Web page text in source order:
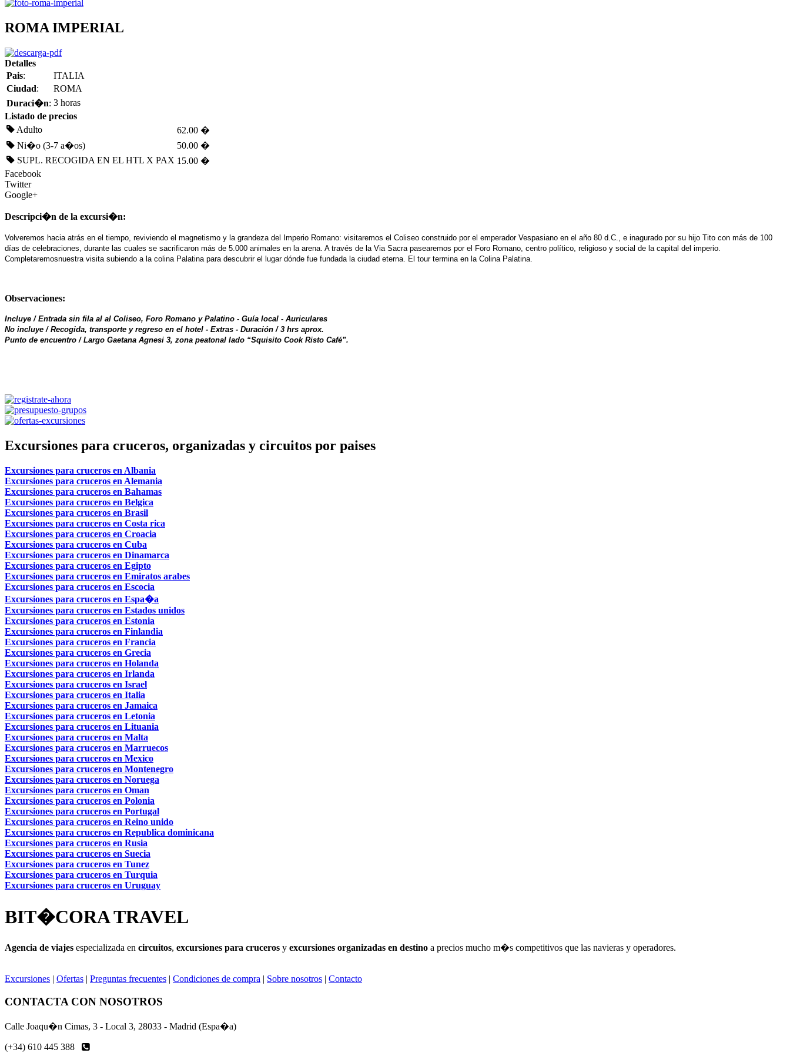
ROMA IMPERIAL
Detalles
Pais:
ITALIA
Ciudad:
ROMA
Duraci�n: 3 horas
Listado de precios
Adulto
62.00 �
Ni�o (3-7 a�os)
50.00 �
SUPL. RECOGIDA EN EL HTL X PAX 15.00 �
Facebook
Twitter
Google+
Descripci�n de la excursi�n:
Volveremos hacia atrás en el tiempo, reviviendo el magnetismo y la grandeza del Imperio Romano: visitaremos el Coliseo construido por el emperador Vespasiano en el año 80 d.C., e inagurado por su hijo Tito con más de 100
días de celebraciones, durante las cuales se sacrificaron más de 5.000 animales en la arena. A través de la Via Sacra pasearemos por el Foro Romano, centro político, religioso y social de la capital del imperio.
Completaremosnuestra visita subiendo a la colina Palatina para descubrir el lugar dónde fue fundada la ciudad eterna. El tour termina en la Colina Palatina.
Observaciones:
Incluye / Entrada sin fila al al Coliseo, Foro Romano y Palatino - Guía local - Auriculares
No incluye / Recogida, transporte y regreso en el hotel - Extras - Duración / 3 hrs aprox.
Punto de encuentro / Largo Gaetana Agnesi 3, zona peatonal lado “Squisito Cook Risto Café”.
Excursiones para cruceros, organizadas y circuitos por paises
Excursiones para cruceros en Albania
Excursiones para cruceros en Alemania
Excursiones para cruceros en Bahamas
Excursiones para cruceros en Belgica
Excursiones para cruceros en Brasil
Excursiones para cruceros en Costa rica
Excursiones para cruceros en Croacia
Excursiones para cruceros en Cuba
Excursiones para cruceros en Dinamarca
Excursiones para cruceros en Egipto
Excursiones para cruceros en Emiratos arabes
Excursiones para cruceros en Escocia
Excursiones para cruceros en Espa�a
Excursiones para cruceros en Estados unidos
Excursiones para cruceros en Estonia
Excursiones para cruceros en Finlandia
Excursiones para cruceros en Francia
Excursiones para cruceros en Grecia
Excursiones para cruceros en Holanda
Excursiones para cruceros en Irlanda
Excursiones para cruceros en Israel
Excursiones para cruceros en Italia
Excursiones para cruceros en Jamaica
Excursiones para cruceros en Letonia
Excursiones para cruceros en Lituania
Excursiones para cruceros en Malta
Excursiones para cruceros en Marruecos
Excursiones para cruceros en Mexico
Excursiones para cruceros en Montenegro
Excursiones para cruceros en Noruega
Excursiones para cruceros en Oman
Excursiones para cruceros en Polonia
Excursiones para cruceros en Portugal
Excursiones para cruceros en Reino unido
Excursiones para cruceros en Republica dominicana
Excursiones para cruceros en Rusia
Excursiones para cruceros en Suecia
Excursiones para cruceros en Tunez
Excursiones para cruceros en Turquia
Excursiones para cruceros en Uruguay
BIT�CORA TRAVEL
Agencia de viajes especializada en circuitos, excursiones para cruceros y excursiones organizadas en destino a precios mucho m�s competitivos que las navieras y operadores.
Excursiones | Ofertas | Preguntas frecuentes | Condiciones de compra | Sobre nosotros | Contacto
CONTACTA CON NOSOTROS
Calle Joaqu�n Cimas, 3 - Local 3, 28033 - Madrid (Espa�a)
(+34) 610 445 388